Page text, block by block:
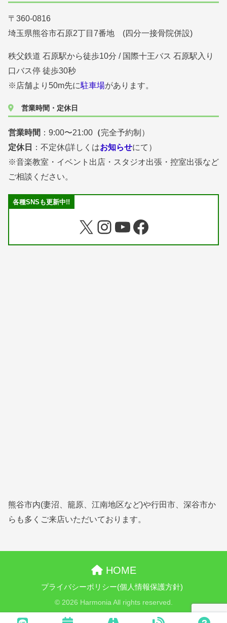
〒360-0816
埼玉県熊谷市石原2丁目7番地 (四分一接骨院併設)
秩父鉄道 石原駅から徒歩10分 / 国際十王バス 石原駅入り
口バス停 徒歩30秒
※店舗より50m先に駐車場があります。
営業時間・定休日
営業時間 ：9:00〜21:00 （完全予約制）
定休日
：不定休(詳しくはお知らせにて）
※音楽教室・イベント出店・スタジオ出張・控室出張など
ご相談ください。
各種SNSも更新中!!
熊谷市内(妻沼、籠原、江南地区など)や行田市、深谷市か
らも多くご来店いただいております。
HOME
プライバシーポリシー(個人情報保護方針)
© 2026 Harmonia All rights reserved.